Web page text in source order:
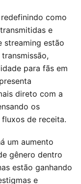
como
e
streaming estão
para fãs em
direto com a
os
de receita.
um aumento
gênero dentro
estão ganhando
e